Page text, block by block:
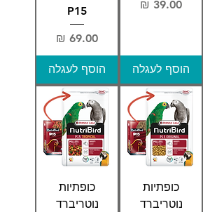
מחיר
הוסף לעגלה
P15
מחיר
הוסף לעגלה
כופתיות
נוטריברד
כופתיות
נוטריברד